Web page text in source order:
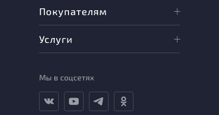
Покупателям
Услуги
Мы в соцсетях